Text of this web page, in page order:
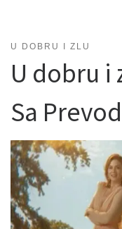
U DOBRU I ZLU
U dobru i
Sa